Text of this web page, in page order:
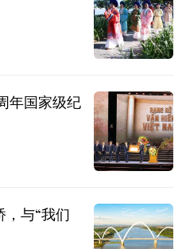
年国家级纪
，与“我们